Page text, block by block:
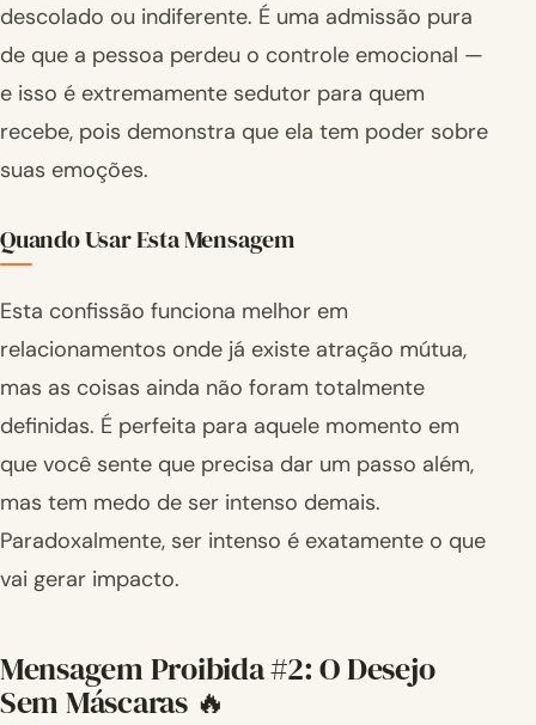
descolado ou indiferente. É uma admissão pura
de que a pessoa perdeu o controle emocional —
e isso é extremamente sedutor para quem
recebe, pois demonstra que ela tem poder sobre
suas emoções.
Quando Usar Esta Mensagem
Esta confissão funciona melhor em
relacionamentos onde já existe atração mútua,
mas as coisas ainda não foram totalmente
definidas. É perfeita para aquele momento em
que você sente que precisa dar um passo além,
mas tem medo de ser intenso demais.
Paradoxalmente, ser intenso é exatamente o que
vai gerar impacto.
Mensagem Proibida #2: O Desejo
Sem Máscaras 🔥